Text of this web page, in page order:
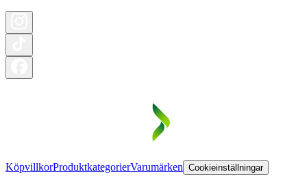
KöpvillkorProduktkategorierVarumärken Cookieinställningar